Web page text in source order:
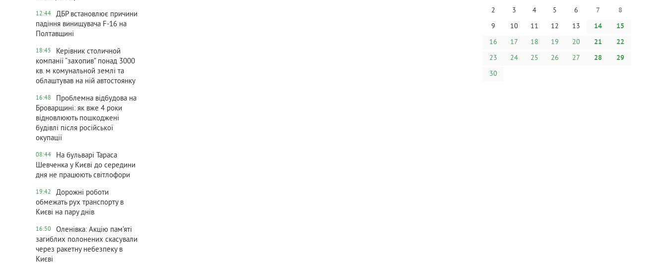
12:44
ДБР встановлює причини
падіння винищувача F-16 на
Полтавщині
18:45
Керівник столичной
компанії “захопив” понад 3000
кв. м комунальной землі та
облаштував на ній автостоянку
16:48
Проблемна відбудова на
Броварщині: як вже 4 роки
відновлюють пошкоджені
будівлі після російської
окупації
08:44
На бульварі Тараса
Шевченка у Києві до середини
дня не працюють світлофори
19:42
Дорожні роботи
обмежать рух транспорту в
Києві на пару днів
16:50
Оленівка: Акцію пам’яті
загиблих полонених скасували
через ракетну небезпеку в
Києві
2
3 4 5 6 7
8
9
10 11 12 13 14
15
16
17 18 19 20 21
22
23
24 25 26 27 28
29
30